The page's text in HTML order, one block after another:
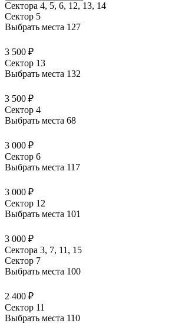
Сектора 4, 5, 6, 12, 13, 14
Сектор 5
Выбрать места 127
3 500 ₽
Сектор 13
Выбрать места 132
3 500 ₽
Сектор 4
Выбрать места 68
3 000 ₽
Сектор 6
Выбрать места 117
3 000 ₽
Сектор 12
Выбрать места 101
3 000 ₽
Сектора 3, 7, 11, 15
Сектор 7
Выбрать места 100
2 400 ₽
Сектор 11
Выбрать места 110